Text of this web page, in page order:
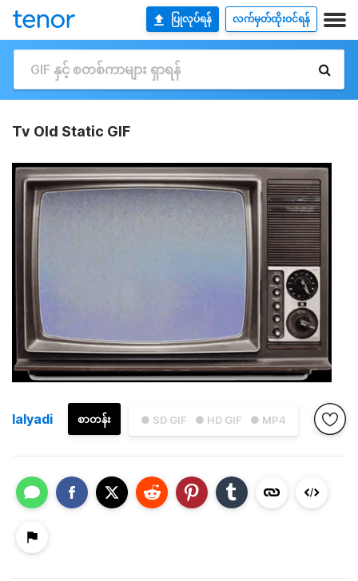
ပြုလုပ်ရန် လက်မှတ်ထိုးဝင်ရန်
Tv Old Static GIF
● SD GIF ● HD GIF ● MP4
စာတန်း
lalyadi